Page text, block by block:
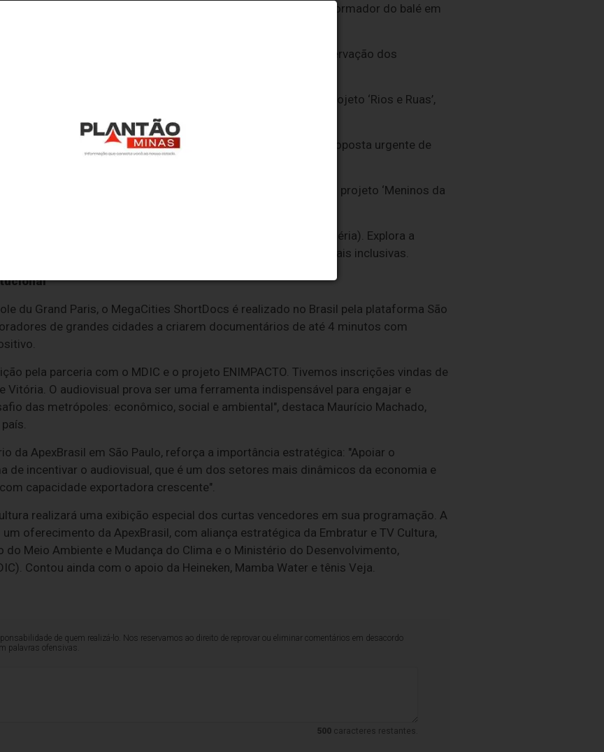
Coutinho (Rio de Janeiro - RJ). Mostra o potencial transformador do balé em
de projetos sociais gera inclusão.
Vida" – Prod.: ONG Bloom Ocean (Vitória - ES). Aborda a preservação dos
de cascas de mariscos como fertilizante agrícola.
um rio" – Dir.: Sofia Byington (São Paulo - SP). Apresenta o projeto ‘Rios e Ruas’,
sob o asfalto paulistano.
– Dir.: Tadeu Jungle (São Paulo - SP). Defende uma proposta urgente de
de rios cobertos.
– Dir.: Laura Leite (São Paulo - SP). Documenta a atuação do projeto ‘Meninos da
ambiental para jovens.
Where Change Begins" – Dir.: Samuel Okechukwu (Lagos - Nigéria). Explora a
decisão em Lagos, servindo como apelo por governanças mais inclusivas.
du Grand Paris, o MegaCities ShortDocs é realizado no Brasil pela plataforma São
de grandes cidades a criarem documentários de até 4 minutos com
pela parceria com o MDIC e o projeto ENIMPACTO. Tivemos inscrições vindas de
Vitória. O audiovisual prova ser uma ferramenta indispensável para engajar e
das metrópoles: econômico, social e ambiental", destaca Maurício Machado,
da ApexBrasil em São Paulo, reforça a importância estratégica: "Apoiar o
de incentivar o audiovisual, que é um dos setores mais dinâmicos da economia e
capacidade exportadora crescente".
realizará uma exibição especial dos curtas vencedores em sua programação. A
oferecimento da ApexBrasil, com aliança estratégica da Embratur e TV Cultura,
Meio Ambiente e Mudança do Clima e o Ministério do Desenvolvimento,
Contou ainda com o apoio da Heineken, Mamba Water e tênis Veja.
de quem realizá-lo. Nos reservamos ao direito de reprovar ou eliminar comentários em desacordo
palavras ofensivas.
500 caracteres restantes.